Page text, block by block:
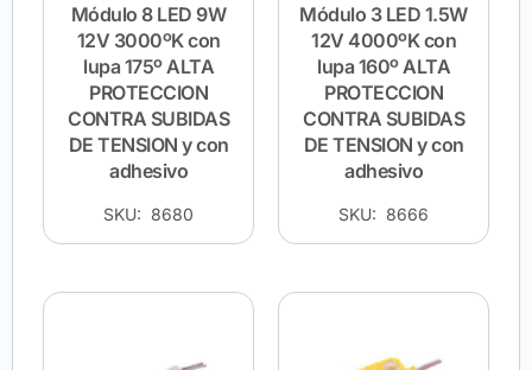
Módulo 8 LED 9W
12V 3000ºK con
lupa 175º ALTA
PROTECCION
CONTRA SUBIDAS
DE TENSION y con
adhesivo
SKU: 8680
Módulo 3 LED 1.5W
12V 4000ºK con
lupa 160º ALTA
PROTECCION
CONTRA SUBIDAS
DE TENSION y con
adhesivo
SKU: 8666